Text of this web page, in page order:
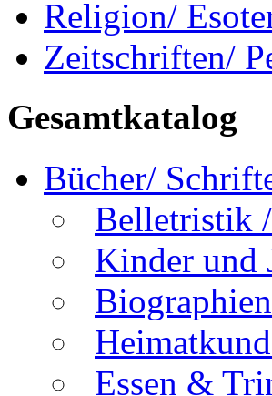
Religion/
Zeitschriften/
Gesamtkatalog
Bücher/
Belletristik
Kinder und
Biographien
Essen &